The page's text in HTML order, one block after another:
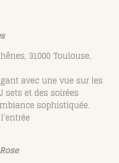
31000 Toulouse,
avec une vue sur les
sets et des soirées
sophistiquée.